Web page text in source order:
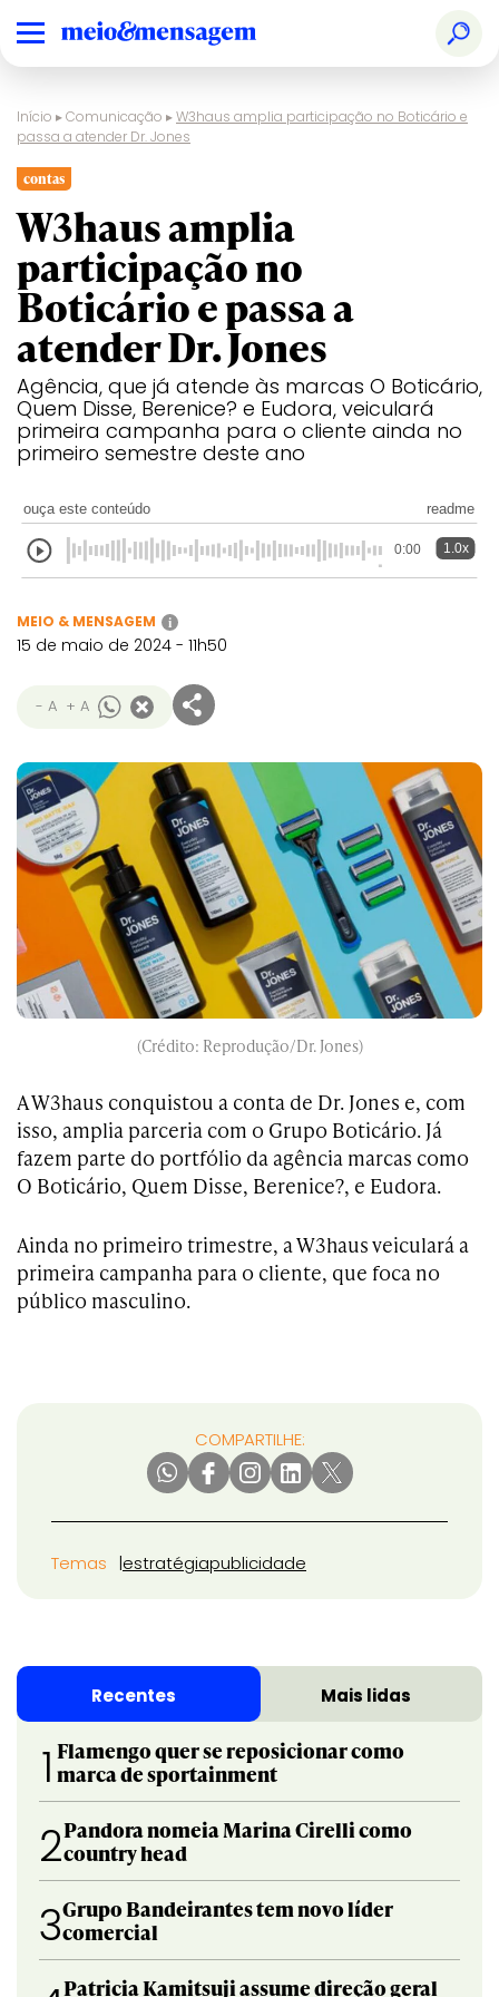
Início ▸Comunicação ▸W3haus amplia participação no Boticário e
passa a atender Dr. Jones
contas
W3haus amplia
participação no
Boticário e passa a
atender Dr. Jones
Agência, que já atende às marcas O Boticário,
Quem Disse, Berenice? e Eudora, veiculará
primeira campanha para o cliente ainda no
primeiro semestre deste ano
ouça este conteúdo readme
0:00 1.0x
MEIO & MENSAGEM i
15 de maio de 2024 - 11h50
- A + A
(Crédito: Reprodução/Dr. Jones)
A W3haus conquistou a conta de Dr. Jones e, com
isso, amplia parceria com o Grupo Boticário. Já
fazem parte do portfólio da agência marcas como
O Boticário, Quem Disse, Berenice?, e Eudora.
Ainda no primeiro trimestre, a W3haus veiculará a
primeira campanha para o cliente, que foca no
público masculino.
COMPARTILHE:
Temas estratégiapublicidade
Recentes Mais lidas
1 Flamengo quer se reposicionar como
marca de sportainment
2Pandora nomeia Marina Cirelli como
country head
3Grupo Bandeirantes tem novo líder
comercial
Patricia Kamitsuji assume direção geral